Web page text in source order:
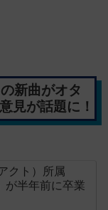
新曲がオタ
見が話題に！
クト）所属
が半年前に卒業